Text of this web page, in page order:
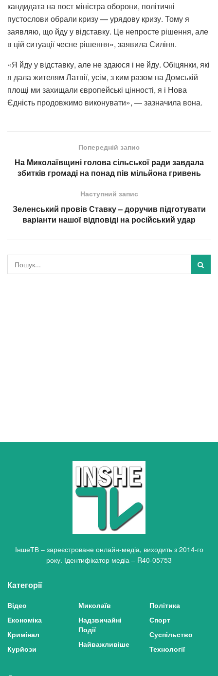
кандидата на пост міністра оборони, політичні
пустослови обрали кризу — урядову кризу. Тому я
заявляю, що йду у відставку. Це непросте рішення, але
в цій ситуації чесне рішення», заявила Силіня.
«Я йду у відставку, але не здаюся і не йду. Обіцянки, які
я дала жителям Латвії, усім, з ким разом на Домській
площі ми захищали європейські цінності, я і Нова
Єдність продовжимо виконувати», — зазначила вона.
Попередній запис
На Миколаївщині голова сільської ради завдала
збитків громаді на понад пів мільйона гривень
Наступний запис
Зеленський провів Ставку – доручив підготувати
варіанти нашої відповіді на російський удар
ІншеТВ – зареєстроване онлайн-медіа, виходить з 2014-го
року. Ідентифікатор медіа – R40-05753
Категорії
Відео
Економіка
Кримінал
Курйози
Миколаїв
Надзвичайні
Події
Найважливіше
Політика
Спорт
Суспільство
Технології